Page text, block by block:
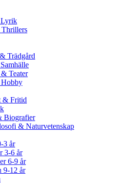
Lyrik
Thrillers
Trädgård
Teater
& Fritid
Biografier
& Naturvetenskap
3 år
3-6 år
6-9 år
9-12 år